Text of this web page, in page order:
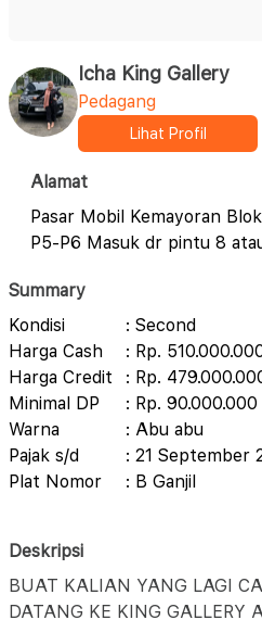
Icha King Gallery
Pedagang
Lihat Profil
Alamat
Pasar Mobil Kemayoran
P5-P6 Masuk dr pintu 8
Summary
Kondisi
: Second
Harga Cash
: Rp.
Harga Credit
: Rp.
Minimal DP
: Rp. 90.000.000
Warna
: Abu abu
Pajak s/d
: 21 September
Plat Nomor
: B Ganjil
Deskripsi
BUAT KALIAN YANG LAGI
DATANG KE KING GALLERY